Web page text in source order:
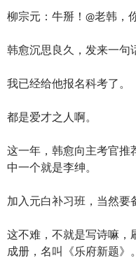
柳宗元：牛掰！@老韩，
韩愈沉思良久，发来一句
我已经给他报名科考了。
都是爱才之人啊。
这一年，韩愈向主考官推
中一个就是李绅。
加入元白补习班，当然要
这不难，不就是写诗嘛，
成册，名叫《乐府新题》。